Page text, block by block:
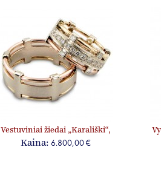
Vestuviniai žiedai „Karališki“,
jam ir jai, su briliantais
Kaina: 6.800,00 €